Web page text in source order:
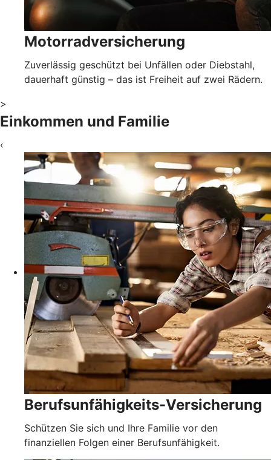
Motorradversicherung
Zuverlässig geschützt bei Unfällen oder Diebstahl,
dauerhaft günstig – das ist Freiheit auf zwei Rädern.
>
Einkommen und Familie
‹
Berufsunfähigkeits-Versicherung
Schützen Sie sich und Ihre Familie vor den
finanziellen Folgen einer Berufsunfähigkeit.